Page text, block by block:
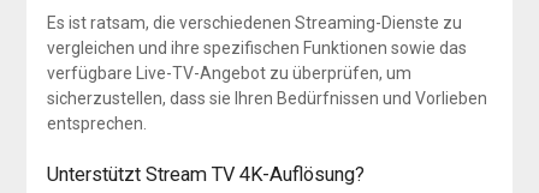
Es ist ratsam, die verschiedenen Streaming-Dienste zu
vergleichen und ihre spezifischen Funktionen sowie das
verfügbare Live-TV-Angebot zu überprüfen, um
sicherzustellen, dass sie Ihren Bedürfnissen und Vorlieben
entsprechen.
Unterstützt Stream TV 4K-Auflösung?